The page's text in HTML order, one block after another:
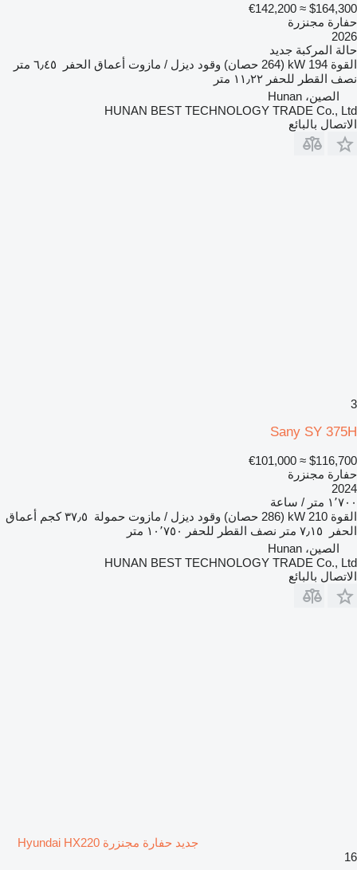
$164,300
≈ €142,200
حفارة مجنزرة
2026
حالة المركبة جديد
القوة 194 kW (264 حصان) وقود ديزل / مازوت أعماق الحفر
٦٫٤٥ متر
نصف القطر للحفر ١١٫٢٢ متر
الصين، Hunan
HUNAN BEST TECHNOLOGY TRADE Co., Ltd
الاتصال بالبائع
3
Sany SY 375H
$116,700
≈ €101,000
حفارة مجنزرة
2024
١٬٧٠٠ متر / ساعة
القوة 210 kW (286 حصان) وقود ديزل / مازوت حمولة ٣٧٫٥ كجم
أعماق
الحفر
٧٫١٥ متر نصف القطر للحفر
١٠٬٧٥٠ متر
الصين، Hunan
HUNAN BEST TECHNOLOGY TRADE Co., Ltd
الاتصال بالبائع
جديد حفارة مجنزرة Hyundai HX220
16